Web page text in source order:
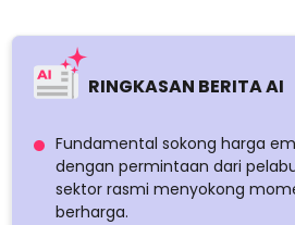
RINGKASAN BERITA AI
Fundamental sokong harga
dengan permintaan dari
sektor rasmi menyokong
berharga.